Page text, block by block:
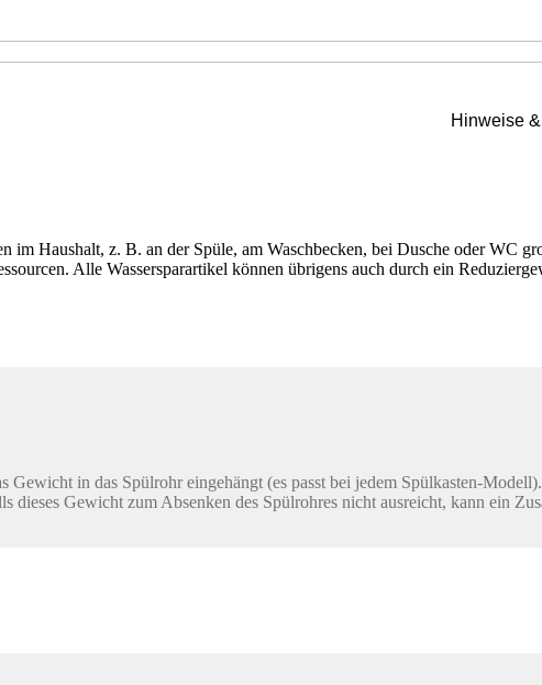
Hinweise
Haushalt, z. B. an der Spüle, am Waschbecken, bei Dusche oder WC
Alle Wassersparartikel können übrigens auch durch ein
in das Spülrohr eingehängt (es passt bei jedem Spülkasten-
dieses Gewicht zum Absenken des Spülrohres nicht ausreicht, kann ein